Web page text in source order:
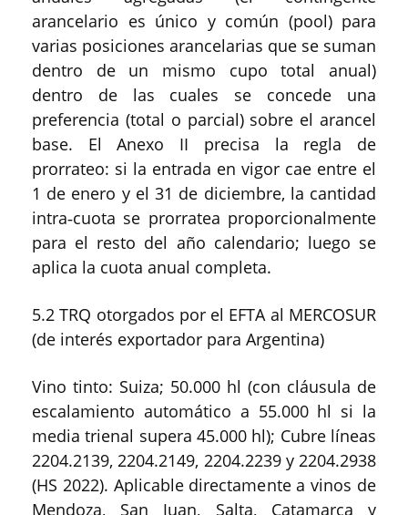
arancelario es único y común (pool) para
varias posiciones arancelarias que se suman
dentro de un mismo cupo total anual)
dentro de las cuales se concede una
preferencia (total o parcial) sobre el arancel
base. El Anexo II precisa la regla de
prorrateo: si la entrada en vigor cae entre el
1 de enero y el 31 de diciembre, la cantidad
intra‑cuota se prorratea proporcionalmente
para el resto del año calendario; luego se
aplica la cuota anual completa.
5.2 TRQ otorgados por el EFTA al MERCOSUR
(de interés exportador para Argentina)
Vino tinto: Suiza; 50.000 hl (con cláusula de
escalamiento automático a 55.000 hl si la
media trienal supera 45.000 hl); Cubre líneas
2204.2139, 2204.2149, 2204.2239 y 2204.2938
(HS 2022). Aplicable directamente a vinos de
Mendoza, San Juan, Salta, Catamarca y